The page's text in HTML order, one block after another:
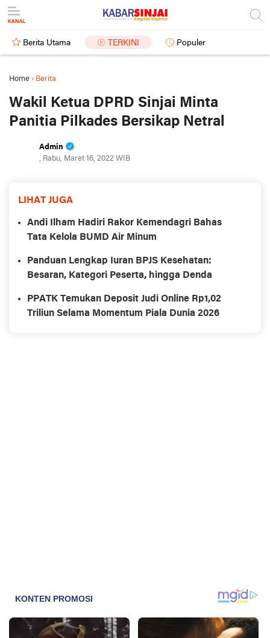
Berita Utama TERKINI Populer
Home › Berita
Wakil Ketua DPRD Sinjai Minta
Panitia Pilkades Bersikap Netral
Admin
, Rabu, Maret 16, 2022 WIB
LIHAT JUGA
Andi Ilham Hadiri Rakor Kemendagri Bahas
Tata Kelola BUMD Air Minum
Panduan Lengkap Iuran BPJS Kesehatan:
Besaran, Kategori Peserta, hingga Denda
PPATK Temukan Deposit Judi Online Rp1,02
Triliun Selama Momentum Piala Dunia 2026